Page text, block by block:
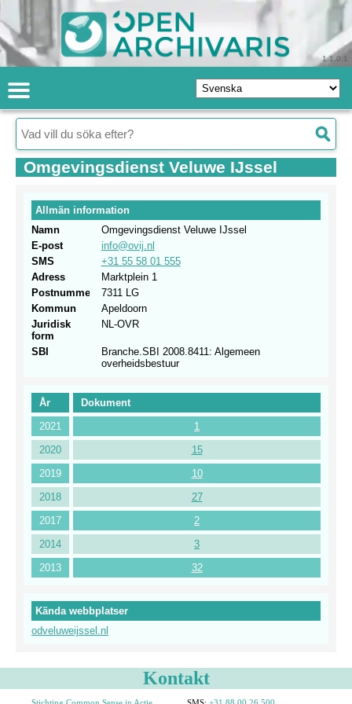
1.1.0.1
Omgevingsdienst Veluwe IJssel
År
Dokument
2021
1
2020
15
2019
10
2018
27
2017
2
2014
3
2013
32
Allmän information
Namn
Omgevingsdienst Veluwe IJssel
E-post
info@ovij.nl
SMS
+31 55 58 01 555
Adress
Marktplein 1
Postnummer
7311 LG
Kommun
Apeldoorn
Juridisk
form
NL-OVR
SBI
Branche.SBI 2008.8411: Algemeen
overheidsbestuur
Kända webbplatser
odveluweijssel.nl
Kontakt